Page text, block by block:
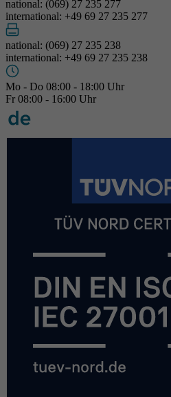
national: (069) 27 235 277
international: +49 69 27 235 277
national: (069) 27 235 238
international: +49 69 27 235 238
Mo - Do 08:00 - 18:00 Uhr
Fr 08:00 - 16:00 Uhr